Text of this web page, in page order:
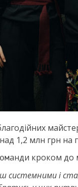
1,2 млн грн на
анди кроком до
системними і